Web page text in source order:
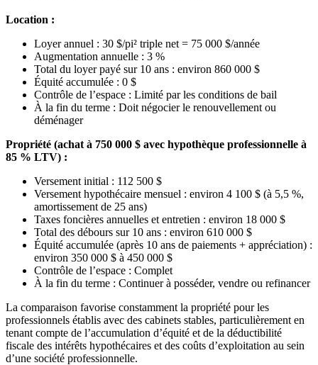
Location :
Loyer annuel : 30 $/pi² triple net = 75 000 $/année
Augmentation annuelle : 3 %
Total du loyer payé sur 10 ans : environ 860 000 $
Équité accumulée : 0 $
Contrôle de l’espace : Limité par les conditions de bail
À la fin du terme : Doit négocier le renouvellement ou
déménager
Propriété (achat à 750 000 $ avec hypothèque professionnelle à
85 % LTV) :
Versement initial : 112 500 $
Versement hypothécaire mensuel : environ 4 100 $ (à 5,5 %,
amortissement de 25 ans)
Taxes foncières annuelles et entretien : environ 18 000 $
Total des débours sur 10 ans : environ 610 000 $
Équité accumulée (après 10 ans de paiements + appréciation) :
environ 350 000 $ à 450 000 $
Contrôle de l’espace : Complet
À la fin du terme : Continuer à posséder, vendre ou refinancer
La comparaison favorise constamment la propriété pour les
professionnels établis avec des cabinets stables, particulièrement en
tenant compte de l’accumulation d’équité et de la déductibilité
fiscale des intérêts hypothécaires et des coûts d’exploitation au sein
d’une société professionnelle.